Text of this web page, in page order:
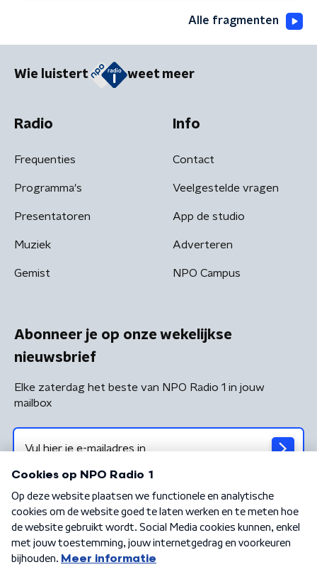
Alle fragmenten
Wie luistert weet meer
Radio
Frequenties
Programma's
Presentatoren
Muziek
Gemist
Info
Contact
Veelgestelde vragen
App de studio
Adverteren
NPO Campus
Abonneer je op onze wekelijkse
nieuwsbrief
Elke zaterdag het beste van NPO Radio 1 in jouw
mailbox
Algemene voorwaarden